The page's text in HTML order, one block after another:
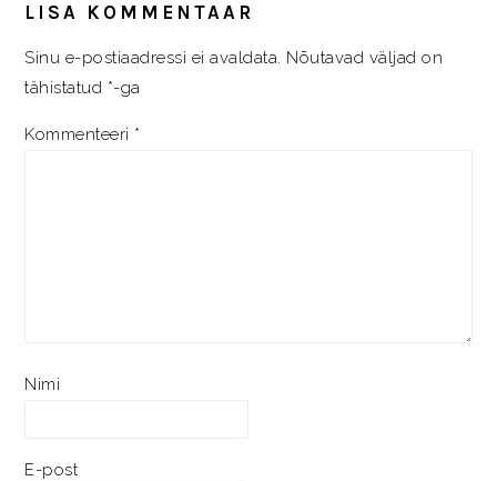
LISA KOMMENTAAR
Sinu e-postiaadressi ei avaldata. Nõutavad väljad on
tähistatud *-ga
Kommenteeri *
Nimi
E-post